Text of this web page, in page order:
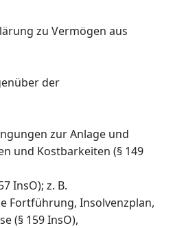
zu Vermögen aus
der
zur Anlage und
und Kostbarkeiten (§ 149
InsO); z. B.
Fortführung, Insolvenzplan,
(§ 159 InsO),